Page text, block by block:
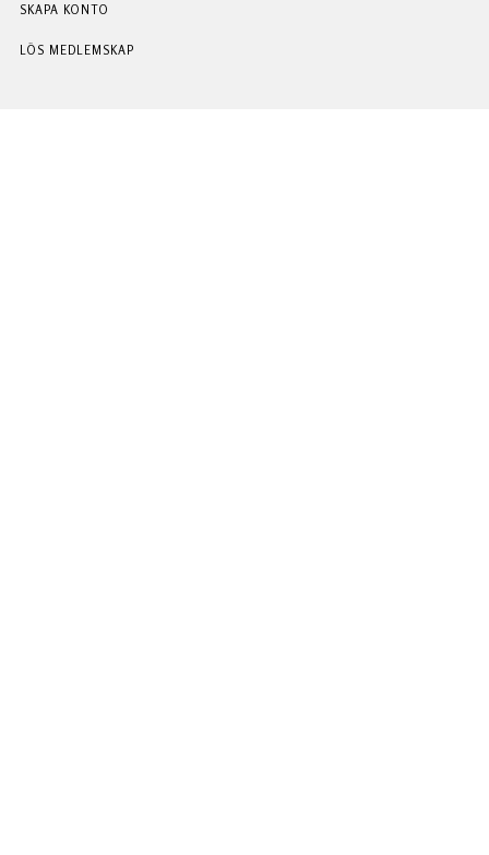
SKAPA KONTO
LÖS MEDLEMSKAP